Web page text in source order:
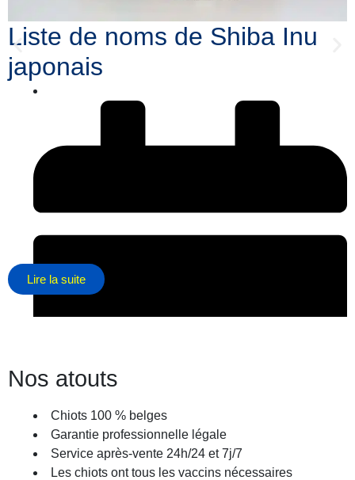
Liste de noms de Shiba Inu
japonais
octobre 25, 2025
Lire la suite
Nos atouts
Chiots 100 % belges
Garantie professionnelle légale
Service après-vente 24h/24 et 7j/7
Les chiots ont tous les vaccins nécessaires